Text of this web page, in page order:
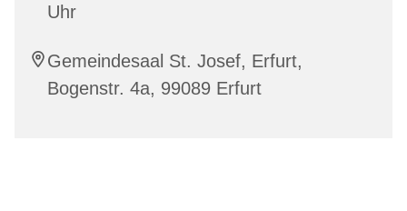
Uhr
Gemeindesaal St. Josef, Erfurt,
Bogenstr. 4a, 99089 Erfurt